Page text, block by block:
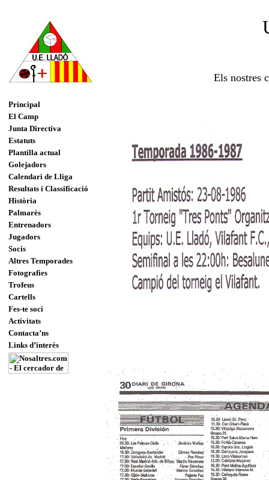
Els nostres
Principal
El Camp
Junta Directiva
Estatuts
Plantilla actual
Golejadors
Calendari de Lliga
Resultats i Classificació
Història
Palmarès
Entrenadors
Jugadors
Socis
Altres Temporades
Fotografies
Trofeus
Cartells
Fes-te soci
Activitats
Contacta’ns
Links d’interès